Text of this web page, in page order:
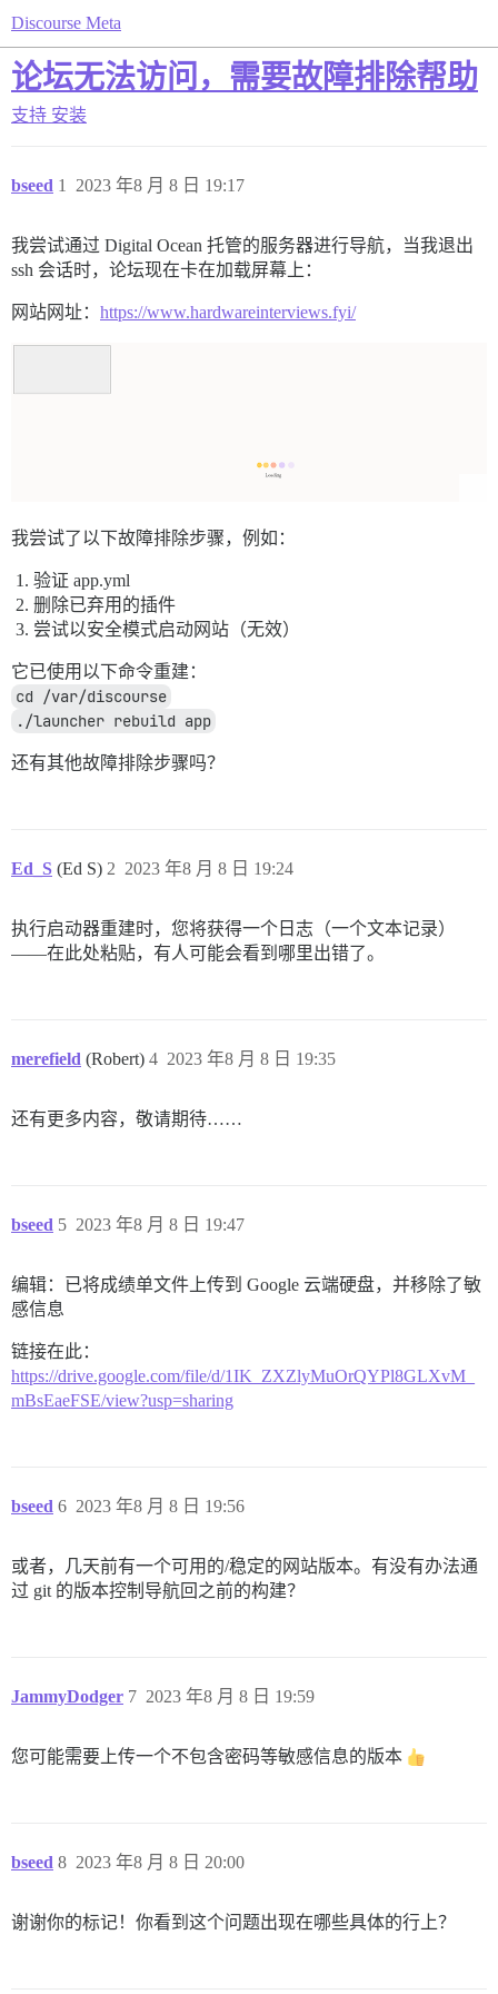
Discourse Meta
论坛无法访问，需要故障排除帮助
支持 安装
bseed 2023 年8 月 8 日 19:17
1
我尝试通过 Digital Ocean 托管的服务器进行导航，当我退出
ssh 会话时，论坛现在卡在加载屏幕上：
网站网址： https://www.hardwareinterviews.fyi/
我尝试了以下故障排除步骤，例如：
验证 app.yml
删除已弃用的插件
尝试以安全模式启动网站（无效）
它已使用以下命令重建：
cd /var/discourse
./launcher rebuild app
还有其他故障排除步骤吗？
Ed_S (Ed S) 2023 年8 月 8 日 19:24
2
执行启动器重建时，您将获得一个日志（一个文本记录）
——在此处粘贴，有人可能会看到哪里出错了。
merefield (Robert) 2023 年8 月 8 日 19:35
4
还有更多内容，敬请期待……
bseed 2023 年8 月 8 日 19:47
5
编辑：已将成绩单文件上传到 Google 云端硬盘，并移除了敏
感信息
链接在此：
https://drive.google.com/file/d/1IK_ZXZlyMuOrQYPl8GLXvM_
mBsEaeFSE/view?usp=sharing
bseed 2023 年8 月 8 日 19:56
6
或者，几天前有一个可用的/稳定的网站版本。有没有办法通
过 git 的版本控制导航回之前的构建？
JammyDodger 2023 年8 月 8 日 19:59
7
您可能需要上传一个不包含密码等敏感信息的版本
bseed 2023 年8 月 8 日 20:00
8
谢谢你的标记！你看到这个问题出现在哪些具体的行上？